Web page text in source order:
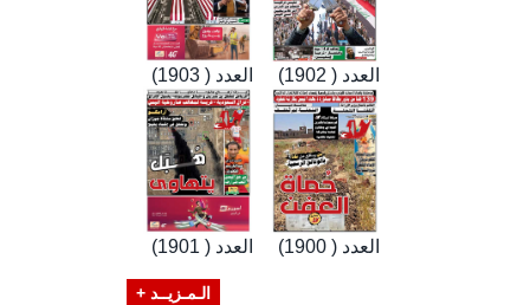
العدد ( 1903) العدد ( 1902)
العدد ( 1901) العدد ( 1900)
الـمـزيــد +